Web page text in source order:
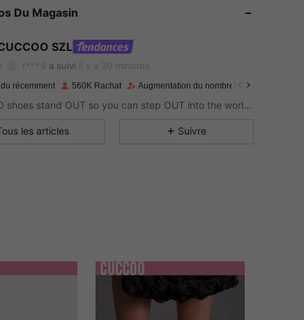
Du Magasin
SZL
4.91 7.4K
f***9 a suivi Il y a 30 minutes
7.4K 899K
7.4K 899K
récemment 560K Rachat Augmentation du nombre d'abonnés : 13 %
CUCCOO shoes stand OUT so you can step OUT into the world as the baddie that you are.
les articles Suivre